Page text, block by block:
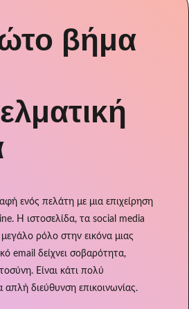
βήμα
ενός πελάτη με μια επιχείρηση
Η ιστοσελίδα, τα social media
ρόλο στην εικόνα μιας
email δείχνει σοβαρότητα,
Είναι κάτι πολύ
απλή διεύθυνση επικοινωνίας.